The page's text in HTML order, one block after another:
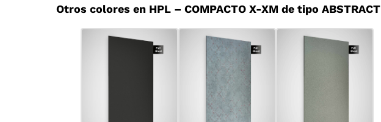
Otros colores en HPL – COMPACTO X-XM de tipo ABSTRACT